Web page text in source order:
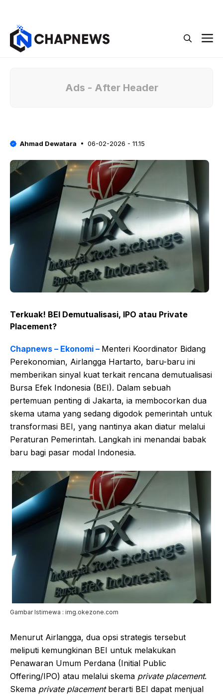
Ads - After Header
Ahmad Dewatara 06-02-2026 - 11.15
Terkuak! BEI Demutualisasi, IPO atau Private
Placement?
Chapnews – Ekonomi – Menteri Koordinator Bidang
Perekonomian, Airlangga Hartarto, baru-baru ini
memberikan sinyal kuat terkait rencana demutualisasi
Bursa Efek Indonesia (BEI). Dalam sebuah
pertemuan penting di Jakarta, ia membocorkan dua
skema utama yang sedang digodok pemerintah untuk
transformasi BEI, yang nantinya akan diatur melalui
Peraturan Pemerintah. Langkah ini menandai babak
baru bagi pasar modal Indonesia.
Gambar Istimewa : img.okezone.com
Menurut Airlangga, dua opsi strategis tersebut
meliputi kemungkinan BEI untuk melakukan
Penawaran Umum Perdana (Initial Public
Offering/IPO) atau melalui skema private placement.
Skema private placementberarti BEI dapat menjual